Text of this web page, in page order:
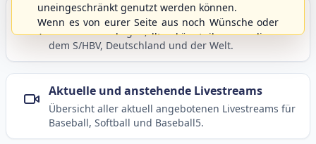
Berichte und Neuigkeiten
Aktuelle Meldungen, Berichte und Nachrichten aus
dem S/HBV, Deutschland und der Welt.
Aktuelle und anstehende Livestreams
Übersicht aller aktuell angebotenen Livestreams für
Baseball, Softball und Baseball5.
uneingeschränkt genutzt werden können.
Wenn es von eurer Seite aus noch Wünsche oder
Anregungen geben sollte, könnt ihr uns diese
gerne an die Verbandsadresseinfo@shbvnet.de
schicken.